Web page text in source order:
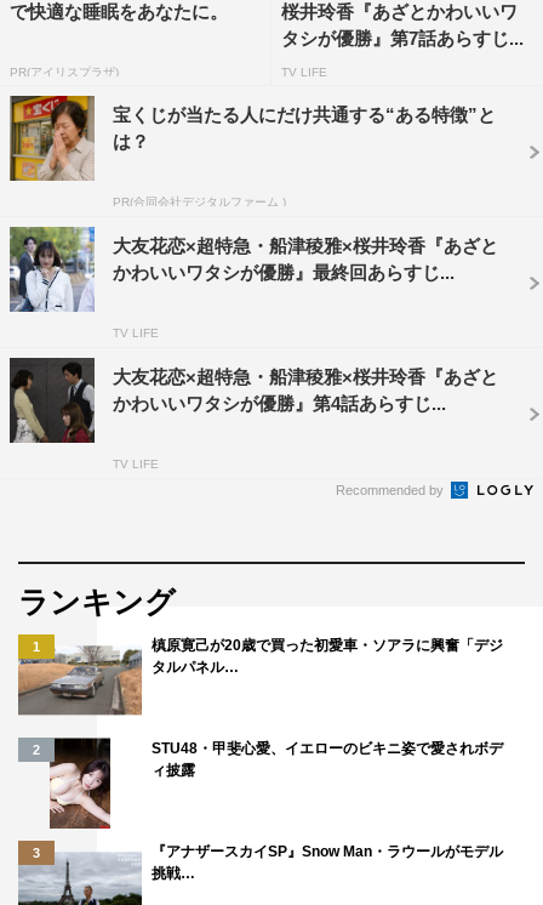
で快適な睡眠をあなたに。
PR(アイリスプラザ)
桜井玲香『あざとかわいいワ
タシが優勝』第7話あらすじ...
TV LIFE
宝くじが当たる人にだけ共通する“ある特徴”と
は？
PR(合同会社デジタルファーム )
大友花恋×超特急・船津稜雅×桜井玲香『あざと
かわいいワタシが優勝』最終回あらすじ...
TV LIFE
大友花恋×超特急・船津稜雅×桜井玲香『あざと
かわいいワタシが優勝』第4話あらすじ...
TV LIFE
Recommended by
ランキング
1
槙原寛己が20歳で買った初愛車・ソアラに興奮「デジ
タルパネル…
2
STU48・甲斐心愛、イエローのビキニ姿で愛されボデ
ィ披露
3
『アナザースカイSP』Snow Man・ラウールがモデル
挑戦…